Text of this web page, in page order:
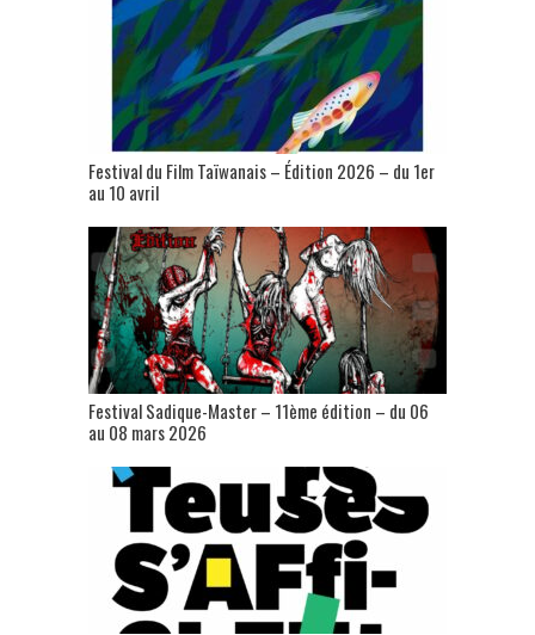
Festival du Film Taïwanais – Édition 2026 – du 1er
au 10 avril
Festival Sadique-Master – 11ème édition – du 06
au 08 mars 2026